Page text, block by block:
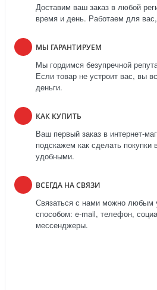
Доставим ваш заказ в любой
время и день. Работаем для
МЫ ГАРАНТИРУЕМ
Мы гордимся безупречной
Если товар не устроит вас, вы
деньги.
КАК КУПИТЬ
Ваш первый заказ в интернет-
подскажем как сделать покупки
удобными.
ВСЕГДА НА СВЯЗИ
Связаться с нами можно любым
способом: e-mail, телефон,
мессенджеры.